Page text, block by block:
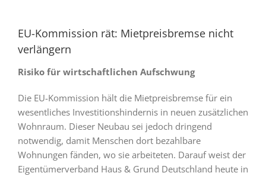
EU-Kommission rät: Mietpreisbremse nicht
verlängern
Risiko für wirtschaftlichen Aufschwung
Die EU-Kommission hält die Mietpreisbremse für ein
wesentliches Investitionshindernis in neuen zusätzlichen
Wohnraum. Dieser Neubau sei jedoch dringend
notwendig, damit Menschen dort bezahlbare
Wohnungen fänden, wo sie arbeiteten. Darauf weist der
Eigentümerverband Haus & Grund Deutschland heute in